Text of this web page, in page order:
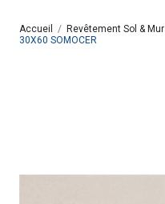
Accueil Revêtement Sol & Mur
30X60 SOMOCER